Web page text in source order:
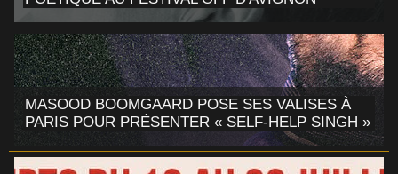
MASOOD BOOMGAARD POSE SES VALISES À
PARIS POUR PRÉSENTER « SELF-HELP SINGH »